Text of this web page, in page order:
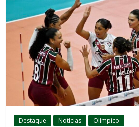
Destaque Notícias Olímpico